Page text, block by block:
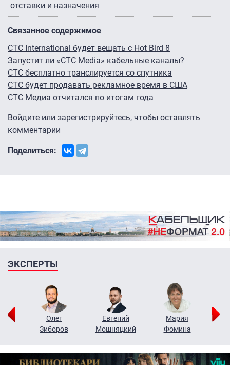
отставки и назначения
Связанное содержимое
CTC International будет вещать с Hot Bird 8
Запустит ли «СТС Media» кабельные каналы?
СТС бесплатно транслируется со спутника
СТС будет продавать рекламное время в США
СТС Медиа отчитался по итогам года
Войдите или зарегистрируйтесь, чтобы оставлять
комментарии
Поделиться:
ЭКСПЕРТЫ
Олег
Зиборов
Евгений
Мошняцкий
Мария
Фомина